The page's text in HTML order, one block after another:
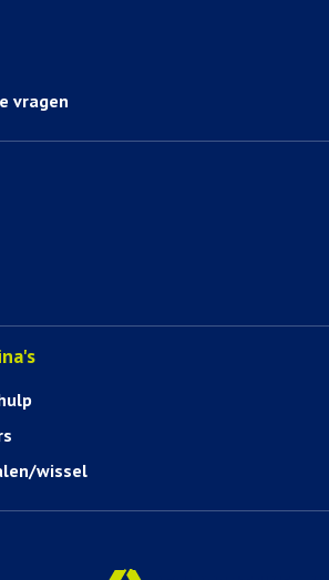
vragen
wissel